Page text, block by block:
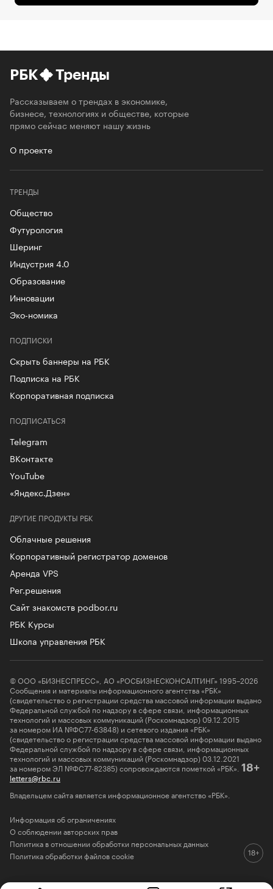
РБК Тренды
Рассказываем о трендах в экономике,
бизнесе, технологиях и обществе, которые
прямо сейчас меняют нашу жизнь
О проекте
ТРЕНДЫ
Общество
Футурология
Шеринг
Индустрия 4.0
Образование
Инновации
Эко-номика
ПОДПИСКИ
Скрыть баннеры на РБК
Подписка на РБК
Корпоративная подписка
ДРУГИЕ ПРОДУКТЫ РБК
Облачные решения
Корпоративный регистратор доменов
Аренда VPS
Рег.решения
Сайт знакомств podbor.ru
РБК Курсы
Школа управления РБК
ПОДПИСАТЬСЯ
Telegram
ВКонтакте
YouTube
«Яндекс.Дзен»
© ООО «БИЗНЕСПРЕСС», АО «РОСБИЗНЕСКОНСАЛТИНГ» 1995–2026
Сообщения и материалы информационного агентства «РБК»
(свидетельство о регистрации средства массовой информации выдано
Федеральной службой по надзору в сфере связи, информационных
технологий и массовых коммуникаций (Роскомнадзор) 09.12.2015
за номером ИА №ФС77-63848) и сетевого издания «РБК»
(свидетельство о регистрации средства массовой информации выдано
Федеральной службой по надзору в сфере связи, информационных
технологий и массовых коммуникаций (Роскомнадзор) 03.12.2021
за номером ЭЛ №ФС77-82385) сопровождаются пометкой «РБК». 18+
letters@rbc.ru
Владельцем сайта является информационное агентство «РБК».
Информация об ограничениях
О соблюдении авторских прав
Политика в отношении обработки персональных данных
Политика обработки файлов cookie